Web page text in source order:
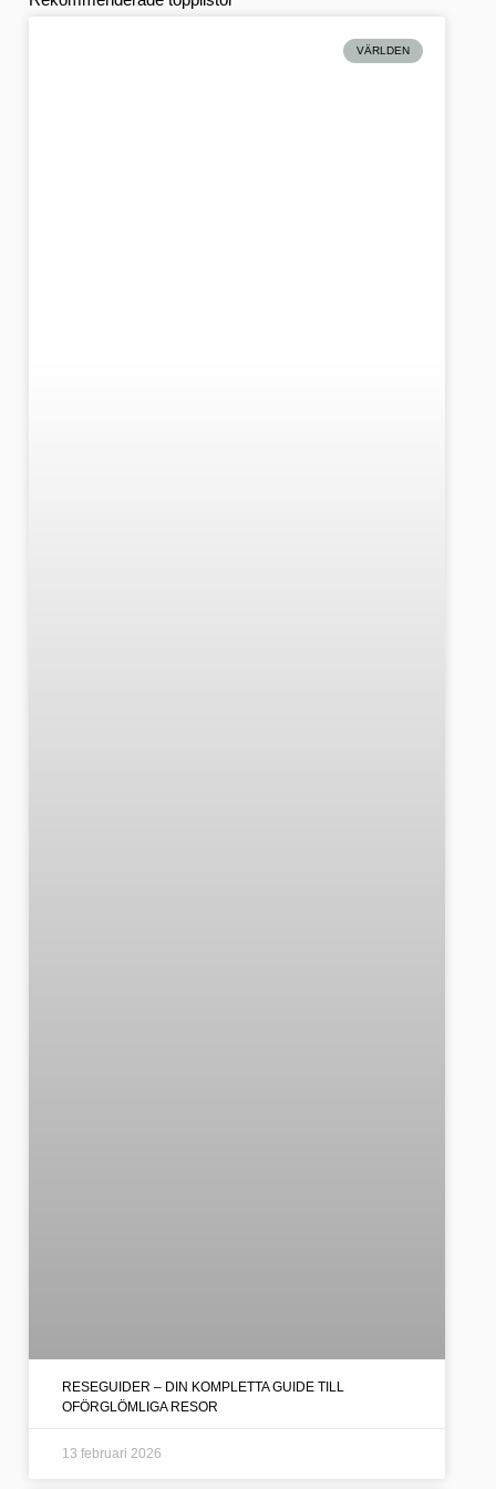
VÄRLDEN
RESEGUIDER – DIN KOMPLETTA GUIDE TILL
OFÖRGLÖMLIGA RESOR
13 februari 2026